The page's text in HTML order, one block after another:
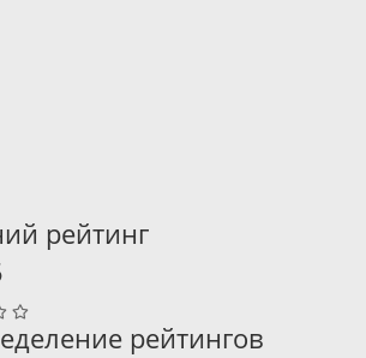
рейтинг
рейтингов